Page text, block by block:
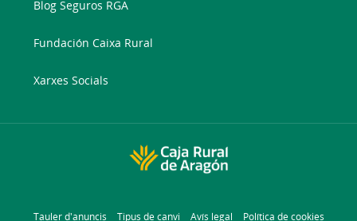
Blog Seguros RGA
Fundación Caixa Rural
Xarxes Socials
Tauler d'anuncis Tipus de canvi Avís legal
Política de cookies